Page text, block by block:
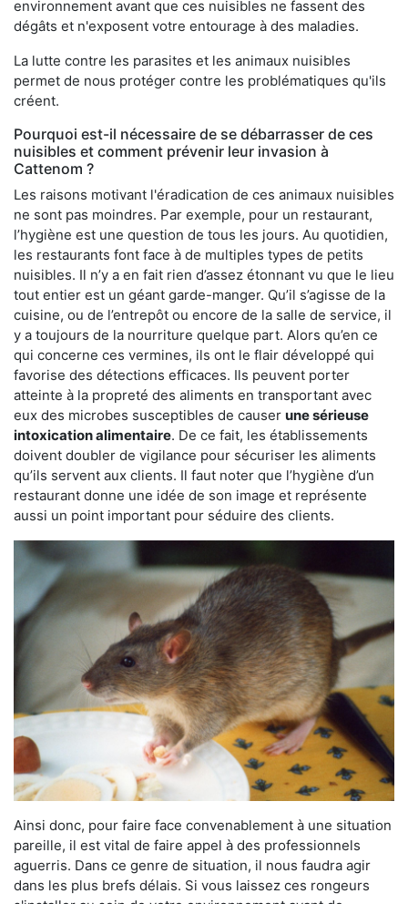
environnement avant que ces nuisibles ne fassent des
dégâts et n'exposent votre entourage à des maladies.
La lutte contre les parasites et les animaux nuisibles
permet de nous protéger contre les problématiques qu'ils
créent.
Pourquoi est-il nécessaire de se débarrasser de ces
nuisibles et comment prévenir leur invasion à
Cattenom ?
Les raisons motivant l'éradication de ces animaux nuisibles
ne sont pas moindres. Par exemple, pour un restaurant,
l’hygiène est une question de tous les jours. Au quotidien,
les restaurants font face à de multiples types de petits
nuisibles. Il n’y a en fait rien d’assez étonnant vu que le lieu
tout entier est un géant garde-manger. Qu’il s’agisse de la
cuisine, ou de l’entrepôt ou encore de la salle de service, il
y a toujours de la nourriture quelque part. Alors qu’en ce
qui concerne ces vermines, ils ont le flair développé qui
favorise des détections efficaces. Ils peuvent porter
atteinte à la propreté des aliments en transportant avec
eux des microbes susceptibles de causer une sérieuse
intoxication alimentaire. De ce fait, les établissements
doivent doubler de vigilance pour sécuriser les aliments
qu’ils servent aux clients. Il faut noter que l’hygiène d’un
restaurant donne une idée de son image et représente
aussi un point important pour séduire des clients.
Ainsi donc, pour faire face convenablement à une situation
pareille, il est vital de faire appel à des professionnels
aguerris. Dans ce genre de situation, il nous faudra agir
dans les plus brefs délais. Si vous laissez ces rongeurs